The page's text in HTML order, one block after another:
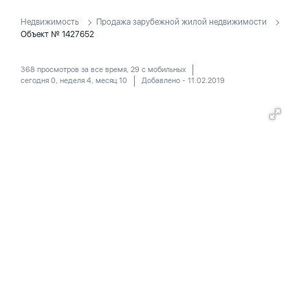
Недвижимость
Продажа зарубежной жилой недвижимости
Объект № 1427652
368 просмотров за все время, 29 с мобильных
сегодня 0, неделя 4, месяц 10
Добавлено - 11.02.2019